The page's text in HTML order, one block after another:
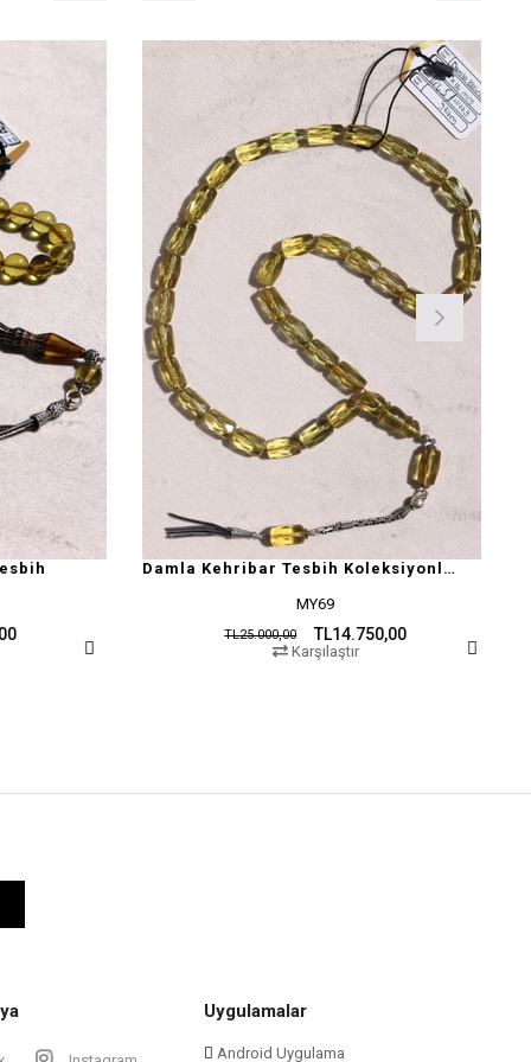
Damla Kehribar Tesbih Koleksiyonluk Lüks Segment Model
TL14.750,00
%25İndirim
Uygulamalar
Android Uygulama